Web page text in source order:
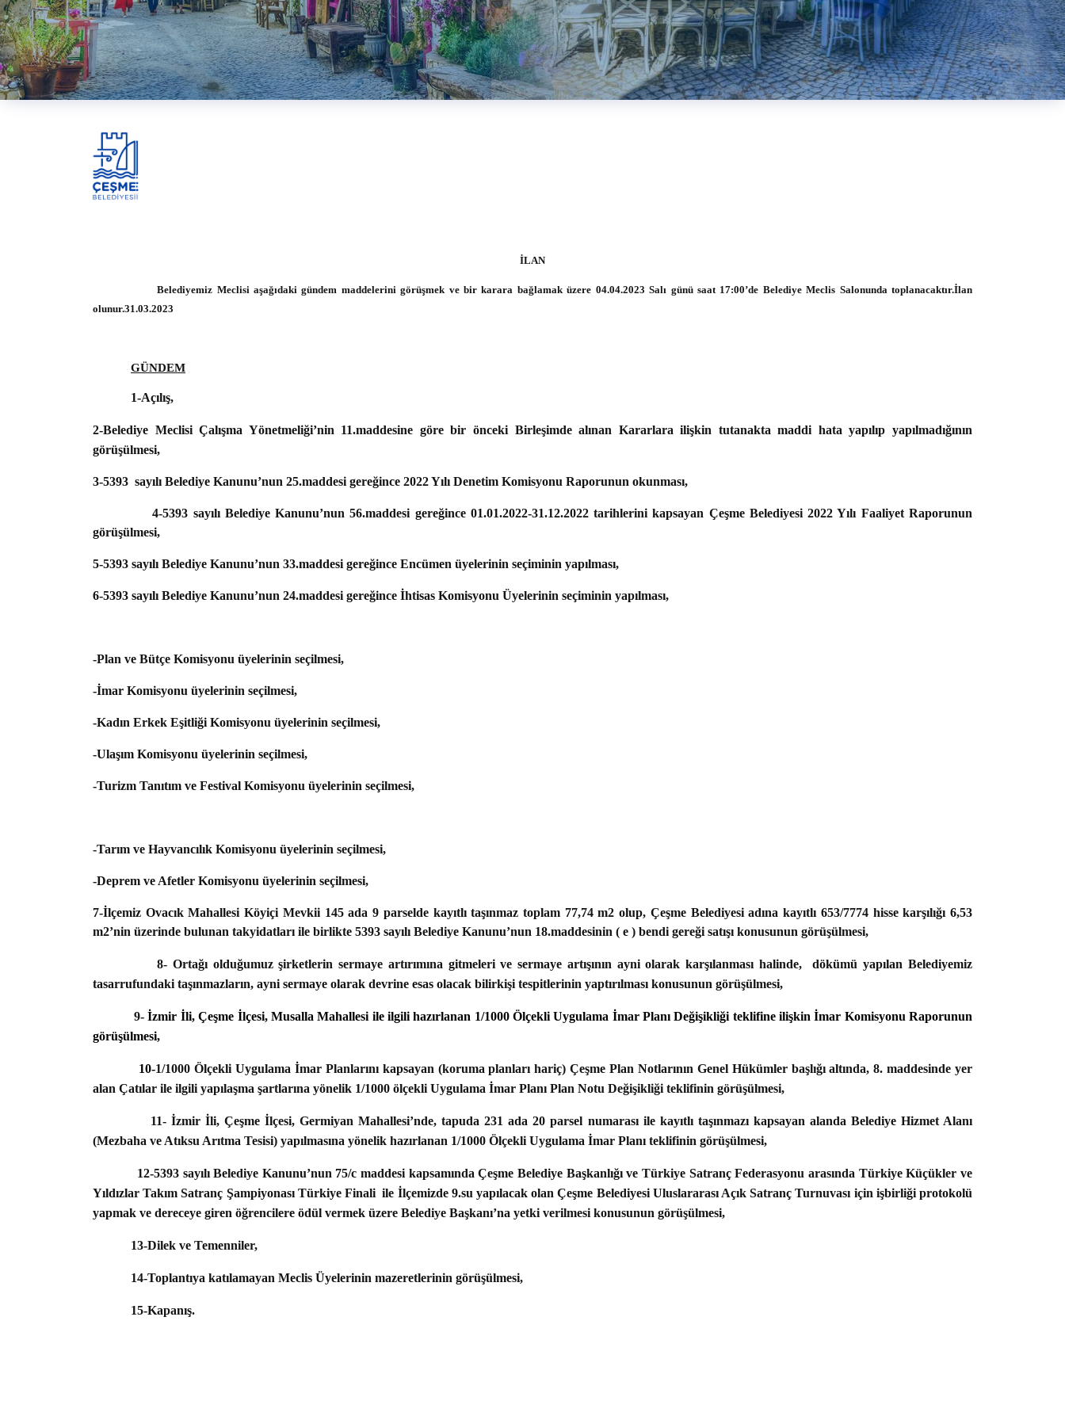
İLAN
Belediyemiz Meclisi aşağıdaki gündem maddelerini görüşmek ve bir karara bağlamak üzere 04.04.2023 Salı günü saat 17:00’de Belediye Meclis Salonunda toplanacaktır.İlan
olunur.31.03.2023
GÜNDEM
1-Açılış,
2-Belediye Meclisi Çalışma Yönetmeliği’nin 11.maddesine göre bir önceki Birleşimde alınan Kararlara ilişkin tutanakta maddi hata yapılıp yapılmadığının
görüşülmesi,
3-5393 sayılı Belediye Kanunu’nun 25.maddesi gereğince 2022 Yılı Denetim Komisyonu Raporunun okunması,
4-5393 sayılı Belediye Kanunu’nun 56.maddesi gereğince 01.01.2022-31.12.2022 tarihlerini kapsayan Çeşme Belediyesi 2022 Yılı Faaliyet Raporunun
görüşülmesi,
5-5393 sayılı Belediye Kanunu’nun 33.maddesi gereğince Encümen üyelerinin seçiminin yapılması,
6-5393 sayılı Belediye Kanunu’nun 24.maddesi gereğince İhtisas Komisyonu Üyelerinin seçiminin yapılması,
-Plan ve Bütçe Komisyonu üyelerinin seçilmesi,
-İmar Komisyonu üyelerinin seçilmesi,
-Kadın Erkek Eşitliği Komisyonu üyelerinin seçilmesi,
-Ulaşım Komisyonu üyelerinin seçilmesi,
-Turizm Tanıtım ve Festival Komisyonu üyelerinin seçilmesi,
-Tarım ve Hayvancılık Komisyonu üyelerinin seçilmesi,
-Deprem ve Afetler Komisyonu üyelerinin seçilmesi,
7-İlçemiz Ovacık Mahallesi Köyiçi Mevkii 145 ada 9 parselde kayıtlı taşınmaz toplam 77,74 m2 olup, Çeşme Belediyesi adına kayıtlı 653/7774 hisse karşılığı 6,53
m2’nin üzerinde bulunan takyidatları ile birlikte 5393 sayılı Belediye Kanunu’nun 18.maddesinin ( e ) bendi gereği satışı konusunun görüşülmesi,
8- Ortağı olduğumuz şirketlerin sermaye artırımına gitmeleri ve sermaye artışının ayni olarak karşılanması halinde, dökümü yapılan Belediyemiz
tasarrufundaki taşınmazların, ayni sermaye olarak devrine esas olacak bilirkişi tespitlerinin yaptırılması konusunun görüşülmesi,
9- İzmir İli, Çeşme İlçesi, Musalla Mahallesi ile ilgili hazırlanan 1/1000 Ölçekli Uygulama İmar Planı Değişikliği teklifine ilişkin İmar Komisyonu Raporunun
görüşülmesi,
10-1/1000 Ölçekli Uygulama İmar Planlarını kapsayan (koruma planları hariç) Çeşme Plan Notlarının Genel Hükümler başlığı altında, 8. maddesinde yer
alan Çatılar ile ilgili yapılaşma şartlarına yönelik 1/1000 ölçekli Uygulama İmar Planı Plan Notu Değişikliği teklifinin görüşülmesi,
11- İzmir İli, Çeşme İlçesi, Germiyan Mahallesi’nde, tapuda 231 ada 20 parsel numarası ile kayıtlı taşınmazı kapsayan alanda Belediye Hizmet Alanı
(Mezbaha ve Atıksu Arıtma Tesisi) yapılmasına yönelik hazırlanan 1/1000 Ölçekli Uygulama İmar Planı teklifinin görüşülmesi,
12-5393 sayılı Belediye Kanunu’nun 75/c maddesi kapsamında Çeşme Belediye Başkanlığı ve Türkiye Satranç Federasyonu arasında Türkiye Küçükler ve
Yıldızlar Takım Satranç Şampiyonası Türkiye Finali ile İlçemizde 9.su yapılacak olan Çeşme Belediyesi Uluslararası Açık Satranç Turnuvası için işbirliği protokolü
yapmak ve dereceye giren öğrencilere ödül vermek üzere Belediye Başkanı’na yetki verilmesi konusunun görüşülmesi,
13-Dilek ve Temenniler,
14-Toplantıya katılamayan Meclis Üyelerinin mazeretlerinin görüşülmesi,
15-Kapanış.